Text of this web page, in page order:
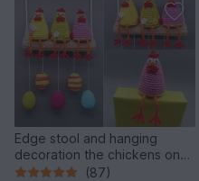
Edge stool and hanging
decoration the chickens on
the perch
(87)